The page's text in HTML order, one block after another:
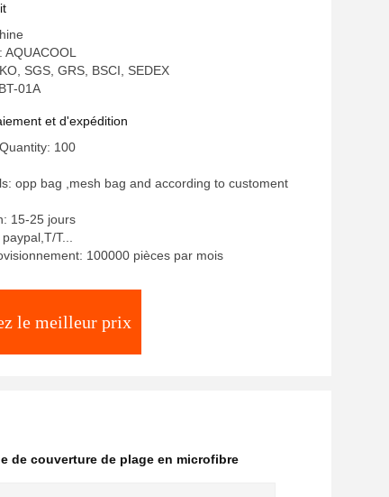
SGS, GRS, BSCI, SEDEX
01A
et d'expédition
100
opp bag ,mesh bag and according to customent
15-25 jours
T...
100000 pièces par mois
le meilleur prix
de couverture de plage en microfibre